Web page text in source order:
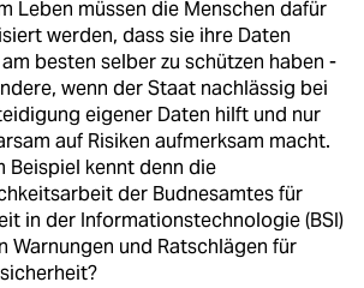
Leben müssen die Menschen dafür
werden, dass sie ihre Daten
besten selber zu schützen haben -
wenn der Staat nachlässig bei
eigener Daten hilft und nur
auf Risiken aufmerksam macht.
Beispiel kennt denn die
der Budnesamtes für
in der Informationstechnologie (BSI)
Warnungen und Ratschlägen für